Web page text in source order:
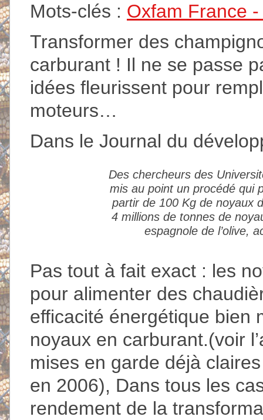
Mots-clés : Oxfam France -
Transformer des
carburant ! Il ne se passe
idées fleurissent pour
moteurs…
Dans le Journal du
Des chercheurs des
mis au point un procédé qui
partir de 100 Kg de noyaux
4 millions de tonnes de
espagnole de l’olive,
Pas tout à fait exact : les
pour alimenter des
efficacité énergétique bien
noyaux en carburant.(voir
mises en garde déjà
en 2006), Dans tous les
rendement de la